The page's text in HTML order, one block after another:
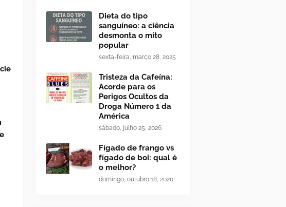
Dieta do tipo
sanguíneo: a ciência
desmonta o mito
popular
sexta-feira, março 28, 2025
Tristeza da Cafeína:
Acorde para os
Perigos Ocultos da
Droga Número 1 da
América
sábado, julho 25, 2026
Fígado de frango vs
fígado de boi: qual é
o melhor?
domingo, outubro 18, 2020